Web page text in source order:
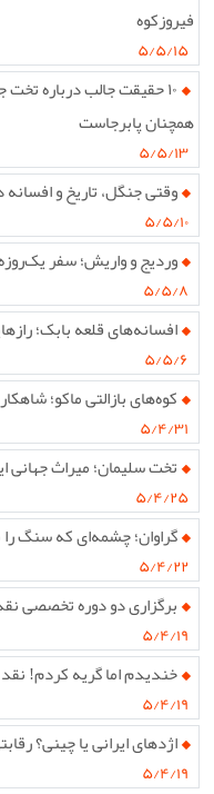
فیروزکوه
۵/۵/۱۵
همچنان پابرجاست
۵/۵/۱۳
وقتی جنگل، تاریخ و
۵/۵/۱۰
وردیج و واریش؛ سفر
۵/۵/۸
افسانه‌های قلعه بابک؛
۵/۵/۶
کوه‌های بازالتی ماکو؛
۵/۴/۳۱
تخت سلیمان؛ میراث
۵/۴/۲۵
گراوان؛ چشمه‌ای که سنگ
۵/۴/۲۲
برگزاری دو دوره تخصصی
۵/۴/۱۹
خندیدم اما گریه کردم!
۵/۴/۱۹
اژدهای ایرانی یا چینی؟
۵/۴/۱۹